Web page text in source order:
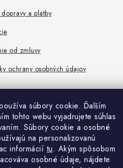
súbory cookie. Ďalším
tohto webu vyjadrujete súhlas
Súbory cookie a osobné
na personalizovanú
informácií tu. Akým spôsobom
osobné údaje, nájdete
a platby
od zmluvy
ochrany osobných údajov